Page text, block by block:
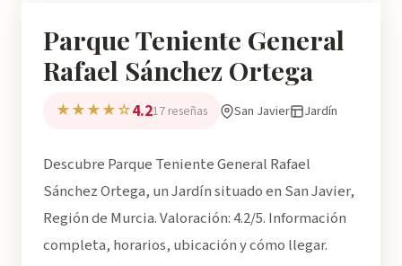
Parque Teniente General
Rafael Sánchez Ortega
★★★★☆4.217 reseñas San Javier Jardín
Descubre Parque Teniente General Rafael
Sánchez Ortega, un Jardín situado en San Javier,
Región de Murcia. Valoración: 4.2/5. Información
completa, horarios, ubicación y cómo llegar.